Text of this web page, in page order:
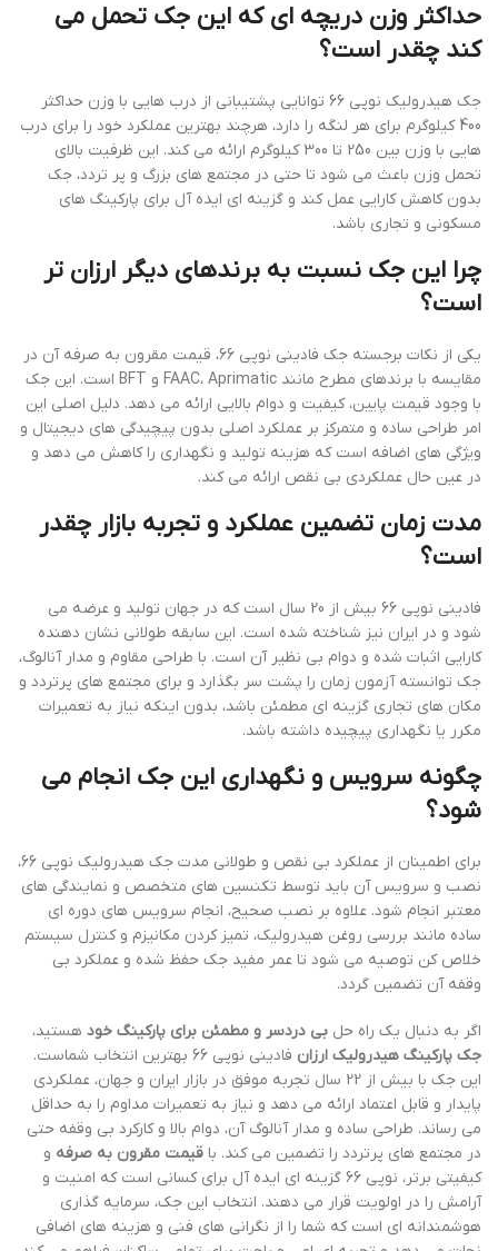
حداکثر وزن دریچه ای که این جک تحمل می
کند چقدر است؟
جک هیدرولیک نوپی 66 توانایی پشتیبانی از درب هایی با وزن حداکثر
400 کیلوگرم برای هر لنگه را دارد، هرچند بهترین عملکرد خود را برای درب
هایی با وزن بین 250 تا 300 کیلوگرم ارائه می کند. این ظرفیت بالای
تحمل وزن باعث می شود تا حتی در مجتمع های بزرگ و پر تردد، جک
بدون کاهش کارایی عمل کند و گزینه ای ایده آل برای پارکینگ های
مسکونی و تجاری باشد.
چرا این جک نسبت به برندهای دیگر ارزان تر
است؟
یکی از نکات برجسته جک فادینی نوپی 66، قیمت مقرون به صرفه آن در
مقایسه با برندهای مطرح مانند FAAC، Aprimatic و BFT است. این جک
با وجود قیمت پایین، کیفیت و دوام بالایی ارائه می دهد. دلیل اصلی این
امر طراحی ساده و متمرکز بر عملکرد اصلی بدون پیچیدگی های دیجیتال و
ویژگی های اضافه است که هزینه تولید و نگهداری را کاهش می دهد و
در عین حال عملکردی بی نقص ارائه می کند.
مدت زمان تضمین عملکرد و تجربه بازار چقدر
است؟
فادینی نوپی 66 بیش از 20 سال است که در جهان تولید و عرضه می
شود و در ایران نیز شناخته شده است. این سابقه طولانی نشان دهنده
کارایی اثبات شده و دوام بی نظیر آن است. با طراحی مقاوم و مدار آنالوگ،
جک توانسته آزمون زمان را پشت سر بگذارد و برای مجتمع های پرتردد و
مکان های تجاری گزینه ای مطمئن باشد، بدون اینکه نیاز به تعمیرات
مکرر یا نگهداری پیچیده داشته باشد.
چگونه سرویس و نگهداری این جک انجام می
شود؟
برای اطمینان از عملکرد بی نقص و طولانی مدت جک هیدرولیک نوپی 66،
نصب و سرویس آن باید توسط تکنسین های متخصص و نمایندگی های
معتبر انجام شود. علاوه بر نصب صحیح، انجام سرویس های دوره ای
ساده مانند بررسی روغن هیدرولیک، تمیز کردن مکانیزم و کنترل سیستم
خلاص کن توصیه می شود تا عمر مفید جک حفظ شده و عملکرد بی
وقفه آن تضمین گردد.
اگر به دنبال یک راه حل بی دردسر و مطمئن برای پارکینگ خود هستید،
جک پارکینگ هیدرولیک ارزان
فادینی نوپی 66 بهترین انتخاب شماست.
این جک با بیش از 22 سال تجربه موفق در بازار ایران و جهان، عملکردی
پایدار و قابل اعتماد ارائه می دهد و نیاز به تعمیرات مداوم را به حداقل
می رساند. طراحی ساده و مدار آنالوگ آن، دوام بالا و کارکرد بی وقفه حتی
در مجتمع های پرتردد را تضمین می کند. با قیمت مقرون به صرفه و
کیفیتی برتر، نوپی 66 گزینه ای ایده آل برای کسانی است که امنیت و
آرامش را در اولویت قرار می دهند. انتخاب این جک، سرمایه گذاری
هوشمندانه ای است که شما را از نگرانی های فنی و هزینه های اضافی